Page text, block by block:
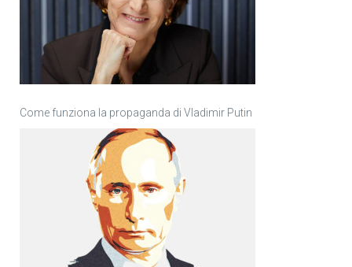
Come funziona la propaganda di Vladimir Putin